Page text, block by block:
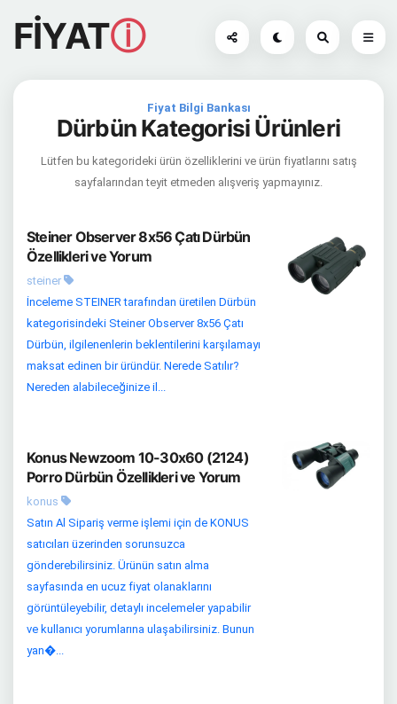
FİYATⓘ
Fiyat Bilgi Bankası
Dürbün Kategorisi Ürünleri
Lütfen bu kategorideki ürün özelliklerini ve ürün fiyatlarını satış
sayfalarından teyit etmeden alışveriş yapmayınız.
Steiner Observer 8x56 Çatı Dürbün
Özellikleri ve Yorum
steiner
İnceleme STEINER tarafından üretilen Dürbün
kategorisindeki Steiner Observer 8x56 Çatı
Dürbün, ilgilenenlerin beklentilerini karşılamayı
maksat edinen bir üründür. Nerede Satılır?
Nereden alabileceğinize il...
Konus Newzoom 10-30x60 (2124)
Porro Dürbün Özellikleri ve Yorum
konus
Satın Al Sipariş verme işlemi için de KONUS
satıcıları üzerinden sorunsuzca
gönderebilirsiniz. Ürünün satın alma
sayfasında en ucuz fiyat olanaklarını
görüntüleyebilir, detaylı incelemeler yapabilir
ve kullanıcı yorumlarına ulaşabilirsiniz. Bunun
yan�...